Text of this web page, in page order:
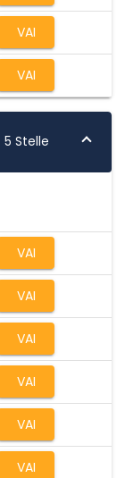
VAI
VAI
5 Stelle
VAI
VAI
VAI
VAI
VAI
VAI